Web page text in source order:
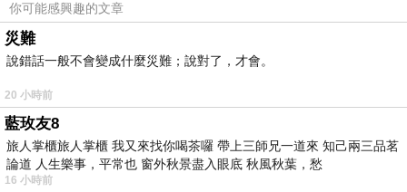
Space」。我們「
有機會站穩在差異與融合邊界，形塑出驚心動魄的蛻
變。
像一場逆天預言。從世紀瘟疫橫行的
偏安一小段時間的台灣，在延遲一年後跨進三級警戒，
「隱藝術」在艱難的2021年推動「繪幸福」，標舉出
「如果不畫，什麼都不會發生；如果畫了，任何事都可
你可能感興趣的文章
災難
說錯話一般不會變成什麼災難；說對了，才會。
20 小時前
藍玫友8
旅人掌櫃旅人掌櫃 我又來找你喝茶囉 帶上三師兄一道來 知己兩三品茗
論道 人生樂事，平常也 窗外秋景盡入眼底 秋風秋葉，愁
16 小時前